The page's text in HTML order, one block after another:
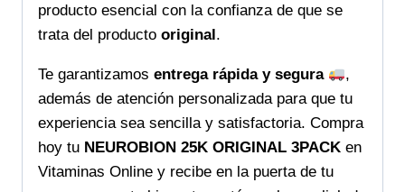
producto esencial con la confianza de que se
trata del producto original.
Te garantizamos entrega rápida y segura
,
además de atención personalizada para que tu
experiencia sea sencilla y satisfactoria. Compra
hoy tu NEUROBION 25K ORIGINAL 3PACK en
Vitaminas Online y recibe en la puerta de tu